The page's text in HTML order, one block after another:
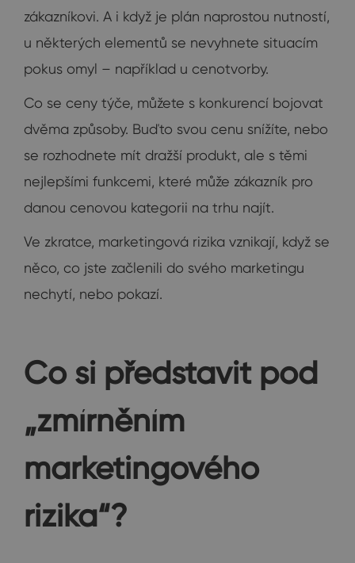
zákazníkovi. A i když je plán naprostou nutností,
u některých elementů se nevyhnete situacím
pokus omyl – například u cenotvorby.
Co se ceny týče, můžete s konkurencí bojovat
dvěma způsoby. Buďto svou cenu snížíte, nebo
se rozhodnete mít dražší produkt, ale s těmi
nejlepšími funkcemi, které může zákazník pro
danou cenovou kategorii na trhu najít.
Ve zkratce, marketingová rizika vznikají, když se
něco, co jste začlenili do svého marketingu
nechytí, nebo pokazí.
Co si představit pod
„zmírněním
marketingového
rizika“?